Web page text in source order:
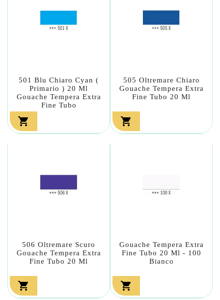
501 Blu Chiaro Cyan (
Primario ) 20 Ml
Gouache Tempera Extra
Fine Tubo

505 Oltremare Chiaro
Gouache Tempera Extra
Fine Tubo 20 Ml

506 Oltremare Scuro
Gouache Tempera Extra
Fine Tubo 20 Ml

Gouache Tempera Extra
Fine Tubo 20 Ml - 100
Bianco
